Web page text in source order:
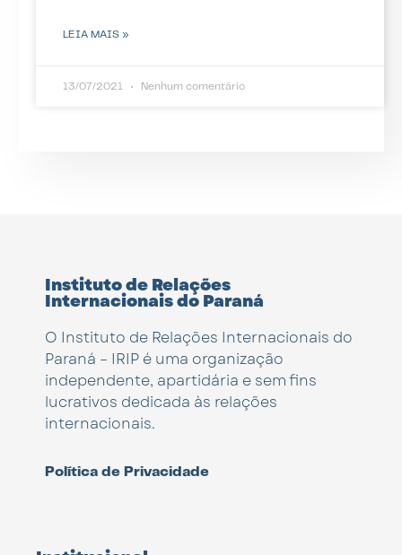
LEIA MAIS »
13/07/2021 Nenhum comentário
Instituto de Relações
Internacionais do Paraná
O Instituto de Relações Internacionais do
Paraná – IRIP é uma organização
independente, apartidária e sem fins
lucrativos dedicada às relações
internacionais.
Política de Privacidade